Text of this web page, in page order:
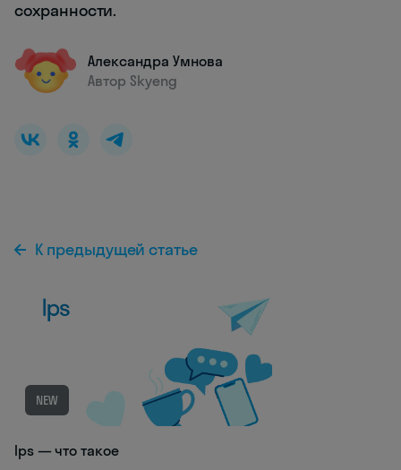
сохранности.
Александра Умнова
Автор Skyeng
К предыдущей статье
NEW
Ips — что такое